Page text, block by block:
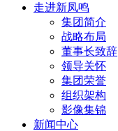
走进新凤鸣
集团简介
战略布局
董事长致辞
领导关怀
集团荣誉
组织架构
影像集锦
新闻中心